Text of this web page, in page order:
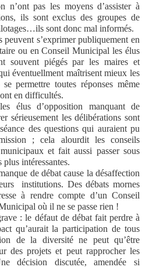
n’ont pas les moyens d’assister à
ils sont exclus des groupes de
sont donc mal informés.
peuvent s’exprimer publiquement en
ou en Conseil Municipal les élus
souvent piégés par les maires et
éventuellment maîtrisent mieux les
permettre toutes réponses même
en difficultés.
élus d’opposition manquant de
sérieusement les délibérations sont
des questions qui auraient pu
; cela alourdit les conseils
et fait aussi passer sous
plus intéressantes.
de débat cause la désaffection
institutions. Des débats mornes
à rendre compte d’un Conseil
où il ne se passe rien !
: le défaut de débat fait perdre à
qu’aurait la participation de tous
de la diversité ne peut qu’être
des projets et peut rapprocher les
décision discutée, amendée si